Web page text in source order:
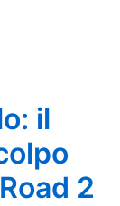
il
2